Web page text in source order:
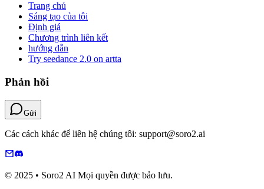
Trang chủ
Sáng tạo của tôi
Định giá
Chương trình liên kết
hướng dẫn
Try seedance 2.0 on artta
Phản hồi
Gửi
Các cách khác để liên hệ chúng tôi: support@soro2.ai
© 2025 • Soro2 AI Mọi quyền được bảo lưu.